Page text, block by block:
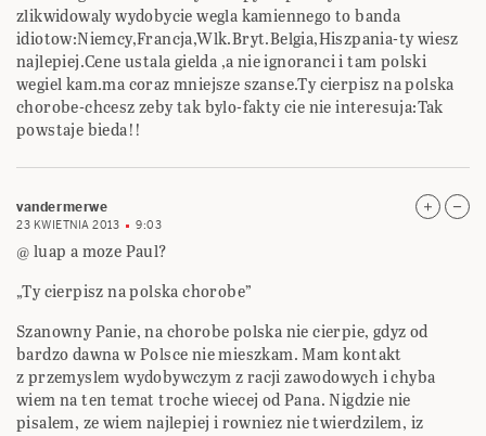
zlikwidowaly wydobycie wegla kamiennego to banda
idiotow:Niemcy,Francja,Wlk.Bryt.Belgia,Hiszpania-ty wiesz
najlepiej.Cene ustala gielda ,a nie ignoranci i tam polski
wegiel kam.ma coraz mniejsze szanse.Ty cierpisz na polska
chorobe-chcesz zeby tak bylo-fakty cie nie interesuja:Tak
powstaje bieda!!
vandermerwe
23 KWIETNIA 2013 9:03
@ luap a moze Paul?
„Ty cierpisz na polska chorobe”
Szanowny Panie, na chorobe polska nie cierpie, gdyz od
bardzo dawna w Polsce nie mieszkam. Mam kontakt
z przemyslem wydobywczym z racji zawodowych i chyba
wiem na ten temat troche wiecej od Pana. Nigdzie nie
pisalem, ze wiem najlepiej i rowniez nie twierdzilem, iz